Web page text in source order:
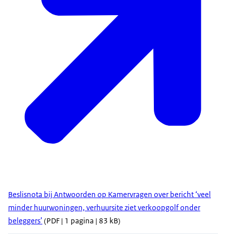
Beslisnota bij Antwoorden op Kamervragen over bericht ‘veel
minder huurwoningen, verhuursite ziet verkoopgolf onder
beleggers’ (PDF | 1 pagina | 83 kB)